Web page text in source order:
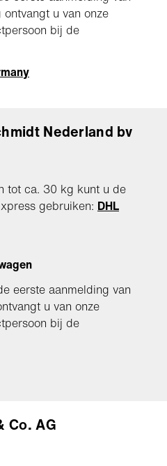
u van onze
bij de
Nederland bv
tot ca. 30 kg kunt u de
gebruiken: DHL
eerste aanmelding van
u van onze
bij de
Co. AG